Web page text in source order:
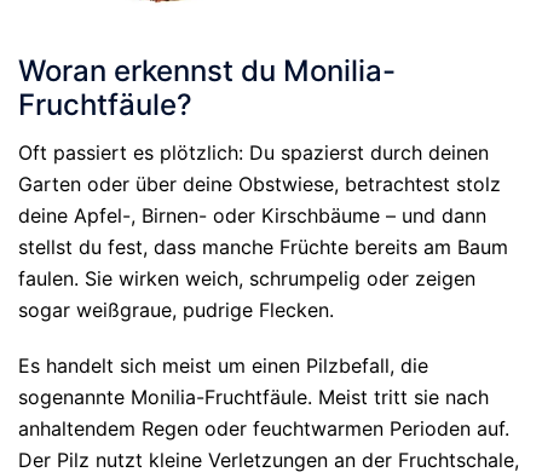
Woran erkennst du Monilia-
Fruchtfäule?
Oft passiert es plötzlich: Du spazierst durch deinen
Garten oder über deine Obstwiese, betrachtest stolz
deine Apfel-, Birnen- oder Kirschbäume – und dann
stellst du fest, dass manche Früchte bereits am Baum
faulen. Sie wirken weich, schrumpelig oder zeigen
sogar weißgraue, pudrige Flecken.
Es handelt sich meist um einen Pilzbefall, die
sogenannte Monilia-Fruchtfäule. Meist tritt sie nach
anhaltendem Regen oder feuchtwarmen Perioden auf.
Der Pilz nutzt kleine Verletzungen an der Fruchtschale,